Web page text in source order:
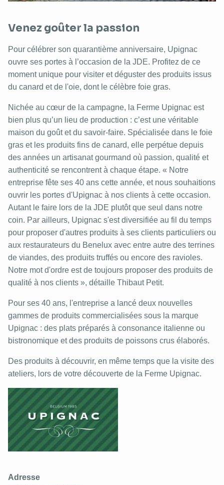
Venez goûter la passion
Pour célébrer son quarantième anniversaire, Upignac
ouvre ses portes à l’occasion de la JDE. Profitez de ce
moment unique pour visiter et déguster des produits issus
du canard et de l'oie, dont le célèbre foie gras.
Nichée au cœur de la campagne, la Ferme Upignac est
bien plus qu’un lieu de production : c’est une véritable
maison du goût et du savoir-faire. Spécialisée dans le foie
gras et les produits fins de canard, elle perpétue depuis
des années un artisanat gourmand où passion, qualité et
authenticité se rencontrent à chaque étape. « Notre
entreprise fête ses 40 ans cette année, et nous souhaitions
ouvrir les portes d'Upignac à nos clients à cette occasion.
Autant le faire lors de la JDE plutôt que seul dans notre
coin. Par ailleurs, Upignac s'est diversifiée au fil du temps
pour proposer d'autres produits à ses clients particuliers ou
aux restaurateurs du Benelux avec entre autre des terrines
de viandes, des produits truffés ou encore des ravioles.
Notre mot d'ordre est de toujours proposer des produits de
qualité à nos clients », détaille Thibaut Petit.
Pour ses 40 ans, l'entreprise a lancé deux nouvelles
gammes de produits commercialisées sous la marque
Upignac : des plats préparés à consonance italienne ou
bistronomique et des produits de poissons crus élaborés.
Des produits à découvrir, en même temps que la visite des
ateliers, lors de votre découverte de la Ferme Upignac.
Adresse